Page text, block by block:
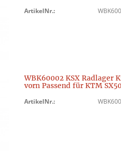
ArtikelNr.:
WBK60002 KSX Radlager
vorn Passend für KTM SX50
ArtikelNr.: